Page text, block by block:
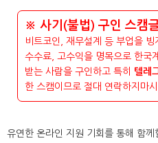
※ 사기(불법) 구인 스캠
비트코인, 재무설계 등 부업을
수수료, 고수익을 명목으로 한국
받는 사람을 구인하고 특히 텔레
한 스캠이므로 절대 연락하지마
유연한 온라인 지원 기회를 통해 함